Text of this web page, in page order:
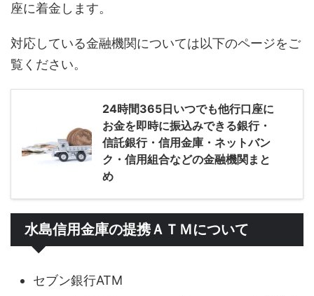
座に着金します。
対応している金融機関については以下のページをご
覧ください。
24時間365日いつでも他行口座に
お金を即時に振込みできる銀行・
信託銀行・信用金庫・ネットバン
ク・信用組合などの金融機関まと
め
水島信用金庫の提携ＡＴＭについて
セブン銀行ATM